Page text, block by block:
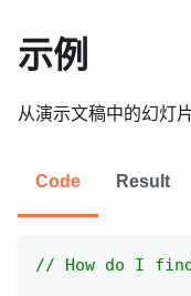
示例
从演示文稿中的幻灯
Code Result
// How do I